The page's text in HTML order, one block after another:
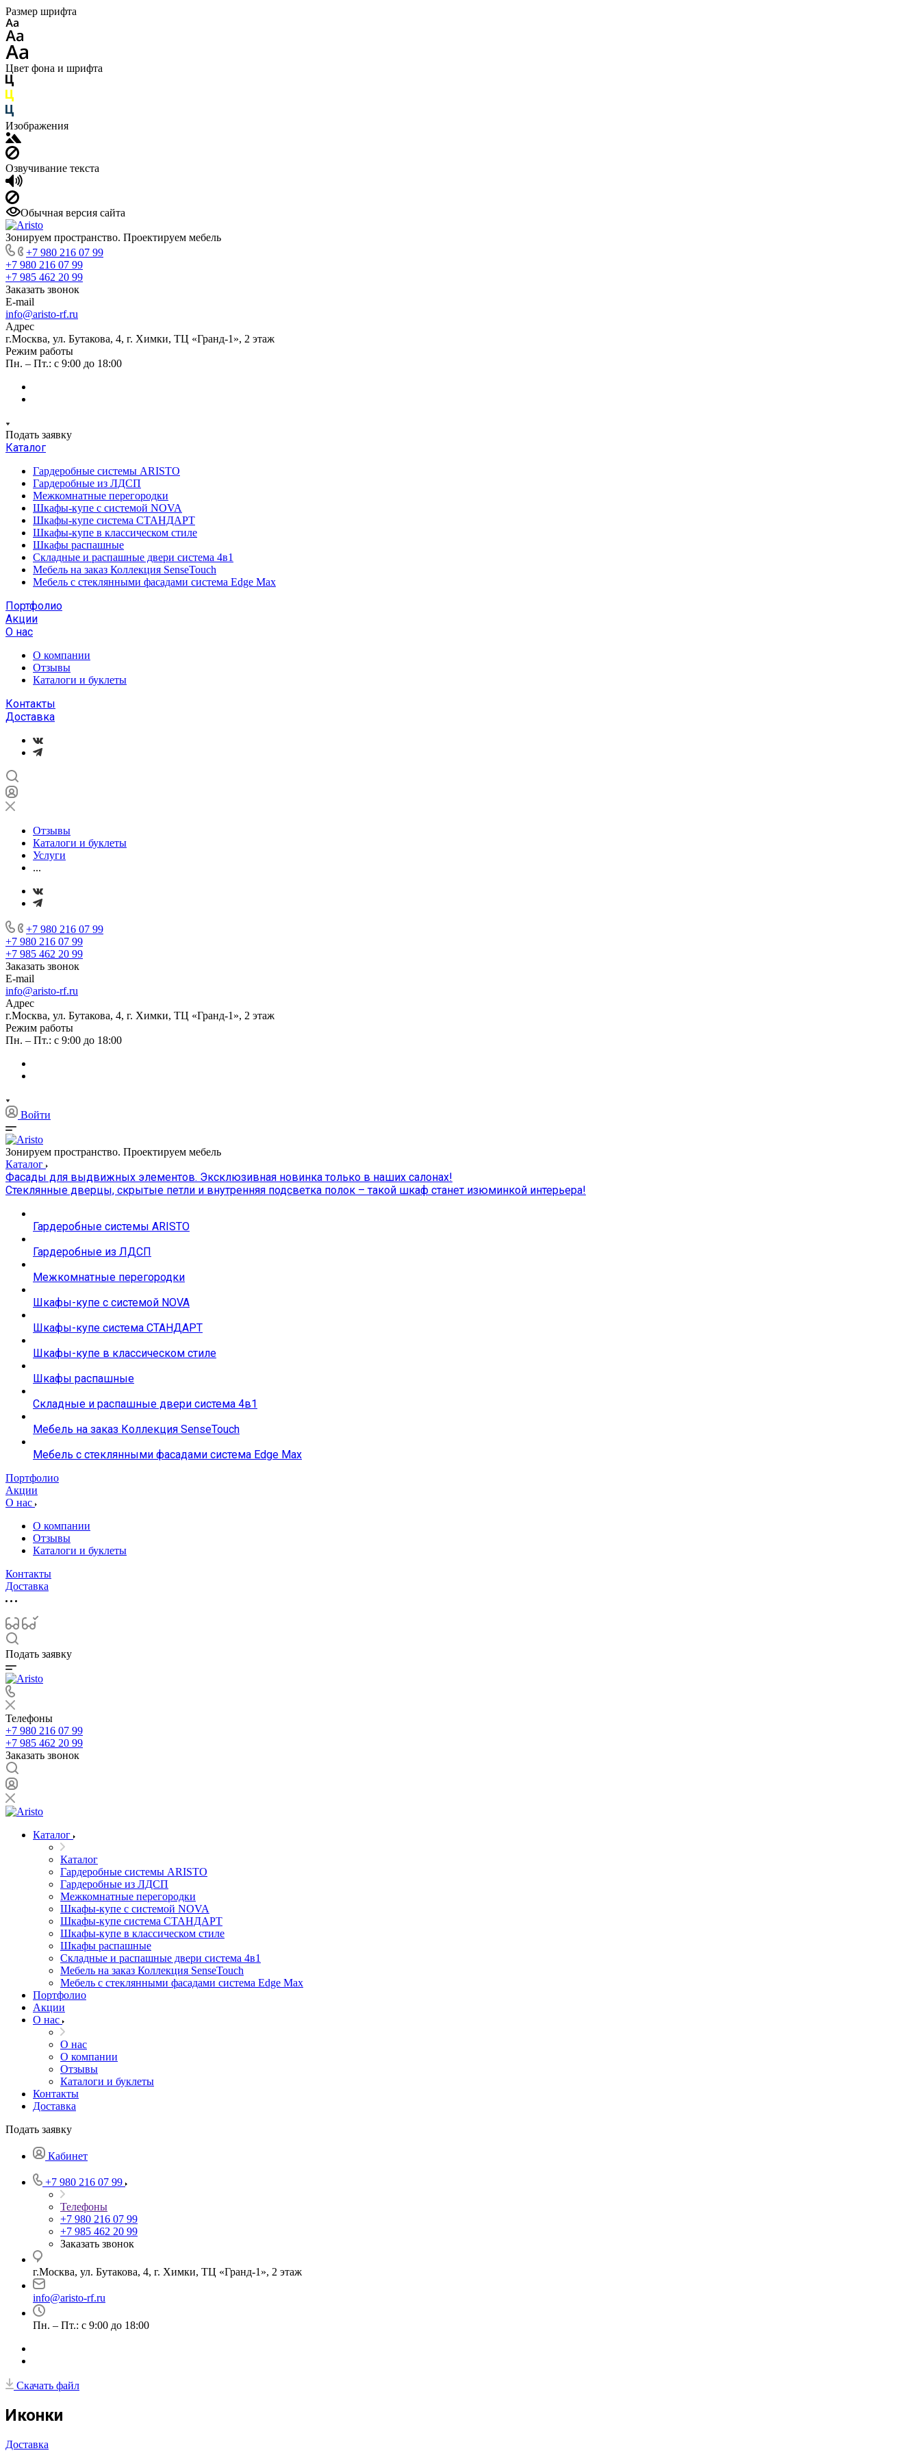
Размер шрифта
Цвет фона и шрифта
Изображения
Озвучивание текста
Обычная версия сайта
Зонируем пространство. Проектируем мебель
+7 980 216 07 99
+7 980 216 07 99
+7 985 462 20 99
Заказать звонок
E-mail
info@aristo-rf.ru
Адрес
г.Москва, ул. Бутакова, 4, г. Химки, ТЦ «Гранд-1», 2 этаж
Режим работы
Пн. – Пт.: с 9:00 до 18:00
Подать заявку
Каталог
Гардеробные системы ARISTO
Гардеробные из ЛДСП
Межкомнатные перегородки
Шкафы-купе с системой NOVA
Шкафы-купе система СТАНДАРТ
Шкафы-купе в классическом стиле
Шкафы распашные
Складные и распашные двери система 4в1
Мебель на заказ Коллекция SenseTouch
Мебель с стеклянными фасадами система Edge Max
Портфолио
Акции
О нас
О компании
Отзывы
Каталоги и буклеты
Контакты
Доставка
Отзывы
Каталоги и буклеты
Услуги
...
+7 980 216 07 99
+7 980 216 07 99
+7 985 462 20 99
Заказать звонок
E-mail
info@aristo-rf.ru
Адрес
г.Москва, ул. Бутакова, 4, г. Химки, ТЦ «Гранд-1», 2 этаж
Режим работы
Пн. – Пт.: с 9:00 до 18:00
Войти
Зонируем пространство. Проектируем мебель
Каталог
Фасады для выдвижных элементов. Эксклюзивная новинка только в наших салонах!
Стеклянные дверцы, скрытые петли и внутренняя подсветка полок – такой шкаф станет изюминкой интерьера!
Гардеробные системы ARISTO
Гардеробные из ЛДСП
Межкомнатные перегородки
Шкафы-купе с системой NOVA
Шкафы-купе система СТАНДАРТ
Шкафы-купе в классическом стиле
Шкафы распашные
Складные и распашные двери система 4в1
Мебель на заказ Коллекция SenseTouch
Мебель с стеклянными фасадами система Edge Max
Портфолио
Акции
О нас
О компании
Отзывы
Каталоги и буклеты
Контакты
Доставка
Подать заявку
Телефоны
+7 980 216 07 99
+7 985 462 20 99
Заказать звонок
Каталог
Каталог
Гардеробные системы ARISTO
Гардеробные из ЛДСП
Межкомнатные перегородки
Шкафы-купе с системой NOVA
Шкафы-купе система СТАНДАРТ
Шкафы-купе в классическом стиле
Шкафы распашные
Складные и распашные двери система 4в1
Мебель на заказ Коллекция SenseTouch
Мебель с стеклянными фасадами система Edge Max
Портфолио
Акции
О нас
О нас
О компании
Отзывы
Каталоги и буклеты
Контакты
Доставка
Подать заявку
Кабинет
+7 980 216 07 99
Телефоны
+7 980 216 07 99
+7 985 462 20 99
Заказать звонок
г.Москва, ул. Бутакова, 4, г. Химки, ТЦ «Гранд-1», 2 этаж
info@aristo-rf.ru
Пн. – Пт.: с 9:00 до 18:00
Скачать файл
Иконки
Доставка